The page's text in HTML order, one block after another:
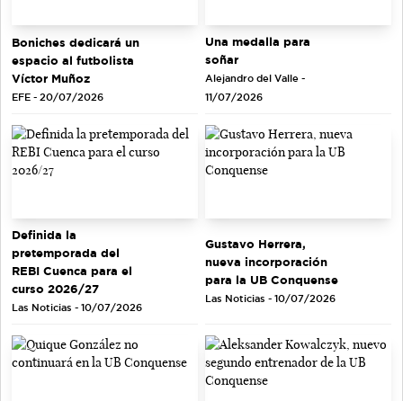
Boniches dedicará un
espacio al futbolista
Víctor Muñoz
EFE - 20/07/2026
Una medalla para
soñar
Alejandro del Valle -
11/07/2026
Definida la
pretemporada del
REBI Cuenca para el
curso 2026/27
Las Noticias - 10/07/2026
Gustavo Herrera,
nueva incorporación
para la UB Conquense
Las Noticias - 10/07/2026